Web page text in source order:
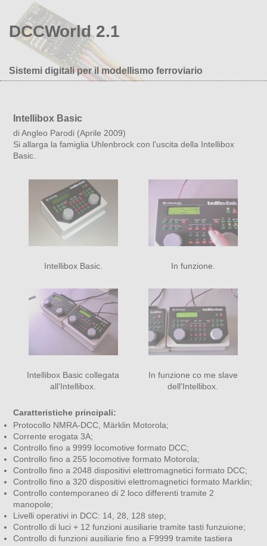
DCCWorld 2.1
Sistemi digitali per il modellismo ferroviario
Intellibox Basic
di Angleo Parodi (Aprile 2009)
Si allarga la famiglia Uhlenbrock con l'uscita della Intellibox
Basic.
Intellibox Basic. In funzione.
Intellibox Basic collegata
all'Intellibox.
In funzione co me slave
dell'Intellibox.
Caratteristiche principali:
Protocollo NMRA-DCC, Märklin Motorola;
Corrente erogata 3A;
Controllo fino a 9999 locomotive formato DCC;
Controllo fino a 255 locomotive formato Motorola;
Controllo fino a 2048 dispositivi elettromagnetici formato DCC;
Controllo fino a 320 dispositivi elettromagnetici formato Marklin;
Controllo contemporaneo di 2 loco differenti tramite 2
manopole;
Livelli operativi in DCC: 14, 28, 128 step;
Controllo di luci + 12 funzioni ausiliarie tramite tasti funzuione;
Controllo di funzioni ausiliarie fino a F9999 tramite tastiera